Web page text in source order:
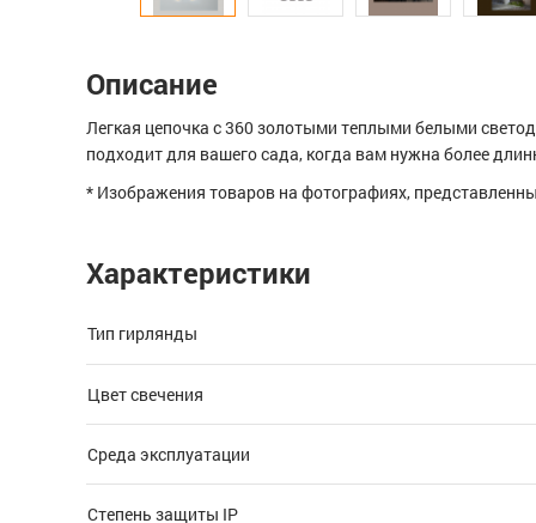
Описание
Легкая цепочка с 360 золотыми теплыми белыми
подходит для вашего сада, когда вам нужна более
* Изображения товаров на фотографиях,
Характеристики
Тип гирлянды
Цвет свечения
Среда эксплуатации
Степень защиты IP